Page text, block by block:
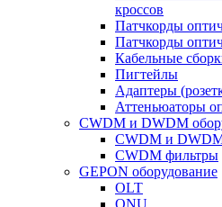
кроссов
Патчкорды
Патчкорды
Кабельные
Пигтейлы
Адаптеры
Аттеньюаторы
CWDM и DWDM
CWDM и
CWDM фильтры
GEPON оборудование
OLT
ONU